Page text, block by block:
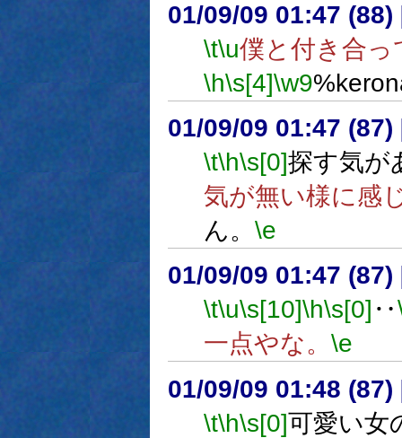
01/09/09 01:47 (88)
\t\u僕と付き合
\h\s[4]\w9
01/09/09 01:47 (87)
\t\h\s[0]探す気が
気が無い様に感
ん。 \e
01/09/09 01:47 (87)
\t\u\s[10]\h\s[0] ‥
一点やな。 \e
01/09/09 01:48 (87)
\t\h\s[0]可愛い女